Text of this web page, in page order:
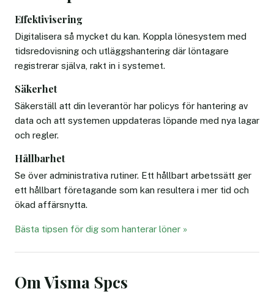
Effektivisering
Digitalisera så mycket du kan. Koppla lönesystem med
tidsredovisning och utläggshantering där löntagare
registrerar själva, rakt in i systemet.
Säkerhet
Säkerställ att din leverantör har policys för hantering av
data och att systemen uppdateras löpande med nya lagar
och regler.
Hållbarhet
Se över administrativa rutiner. Ett hållbart arbetssätt ger
ett hållbart företagande som kan resultera i mer tid och
ökad affärsnytta.
Bästa tipsen för dig som hanterar löner »
Om Visma Spcs